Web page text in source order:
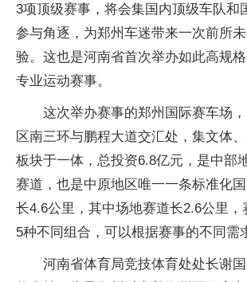
3项顶级赛事，将会集国内顶级车队和
参与角逐，为郑州车迷带来一次前所
验。这也是河南省首次举办如此高规
专业运动赛事。
这次举办赛事的郑州国际赛车场
区南三环与鹏程大道交汇处，集文体
板块于一体，总投资6.8亿元，是中部
赛道，也是中原地区唯一一条标准化
长4.6公里，其中场地赛道长2.6公里
5种不同组合，可以根据赛事的不同需
河南省体育局竞技体育处处长谢